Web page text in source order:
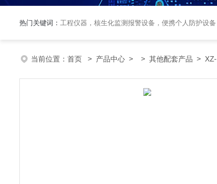
热门关键词： 工程仪器，核生化监测报警设备，便携个人防护设
当前位置： 首页 > 产品中心 > > 其他配套产品 > XZ-